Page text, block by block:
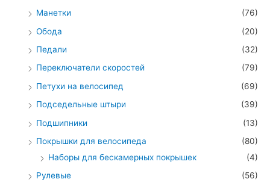
Манетки
(76)
Обода
(20)
Педали
(32)
Переключатели скоростей
(79)
Петухи на велосипед
(69)
Подседельные штыри
(39)
Подшипники
(13)
Покрышки для велосипеда
(80)
Наборы для бескамерных покрышек
(4)
Рулевые
(56)